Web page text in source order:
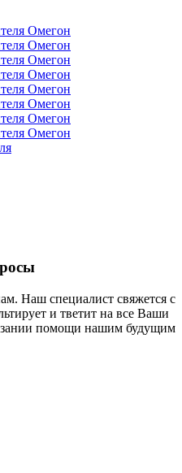
Наш специалист свяжется с
и тветит на все Ваши
помощи нашим будущим